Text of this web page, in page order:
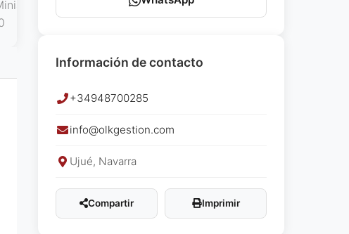
Información de contacto
+34948700285
info@olkgestion.com
Ujué, Navarra
Compartir Imprimir